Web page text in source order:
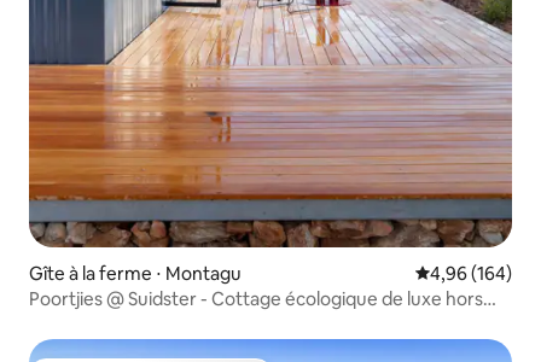
Gîte à la ferme ⋅ Montagu Évaluation
4,96 (164)
Poortjies @ Suidster - Cottage écologique de luxe hors